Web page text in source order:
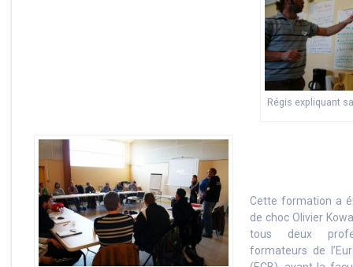
Régis expliquant
Cette formation a
de choc Olivier
tous deux
formateurs de